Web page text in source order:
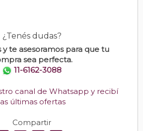
¿Tenés dudas?
y te asesoramos para que tu
sea perfecta.
11-6162-3088
canal de Whatsapp y recibí
últimas ofertas
Compartir